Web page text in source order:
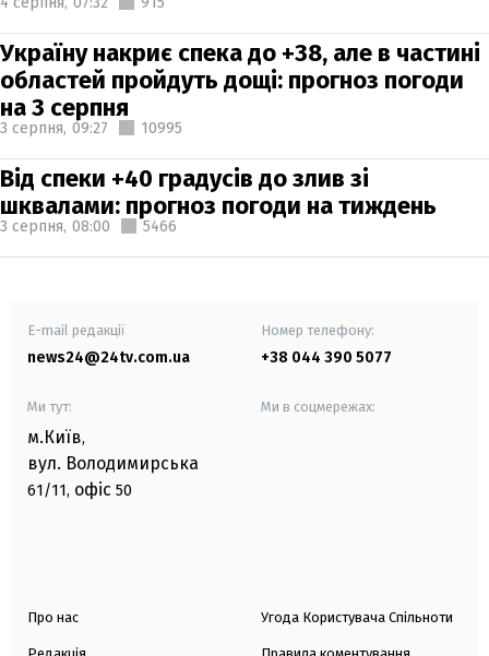
Україну накриє спека до +38, але в частині
областей пройдуть дощі: прогноз погоди
на 3 серпня
3 серпня, 09:27 10995
Від спеки +40 градусів до злив зі
шквалами: прогноз погоди на тиждень
3 серпня, 08:00 5466
E-mail редакції
news24@24tv.com.ua
Номер телефону:
+38 044 390 5077
Ми тут:
м.Київ,
вул. Володимирська
61/11, офіс 50
Ми в соцмережах:
Про нас
Редакція
Угода Користувача Спільноти
Правила коментування